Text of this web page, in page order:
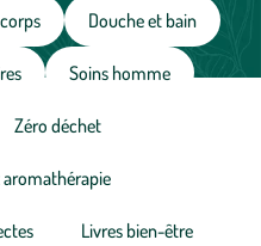
Douche et bain
Soins homme
Zéro déchet
Livres bien-être